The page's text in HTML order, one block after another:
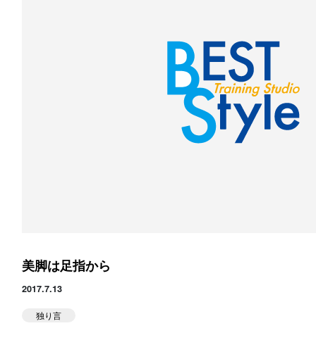
美脚は足指から
2017.7.13
独り言